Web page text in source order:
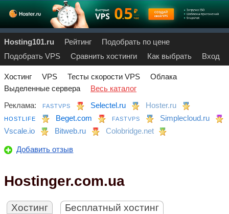
Hosting101.ru Рейтинг
Подобрать по цене
Подобрать VPS
Сравнить хостинги Как выбрать Вход
Хостинг VPS Тесты скорости VPS
Облака
Выделенные сервера
Весь каталог
Реклама:
FASTVPS Selectel.ru Hoster.ru
HOSTLIFE Beget.com FASTVPS
Simplecloud.ru
Vscale.io
Bitweb.ru Colobridge.net
Добавить отзыв
Hostinger.com.ua
Хостинг Бесплатный хостинг